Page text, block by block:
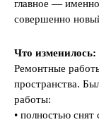
главное —
совершенно
Что изменилось:
Ремонтные
пространства.
работы:
• полностью снят